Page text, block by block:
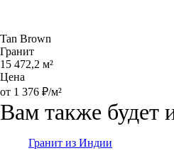
Tan Brown
Гранит
15 472,2 м²
Цена
от 1 376 ₽/м²
Вам также будет
Гранит из Индии